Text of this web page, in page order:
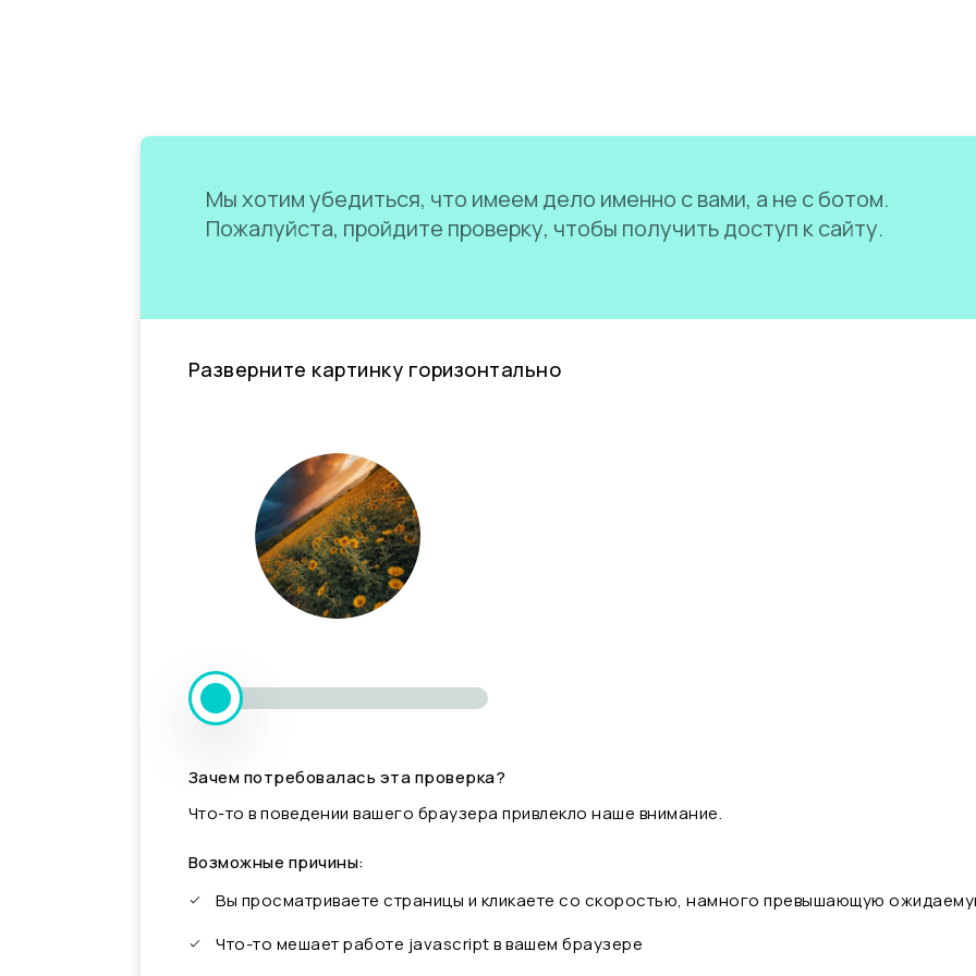
Мы хотим убедиться, что имеем дело именно с вами, а не с ботом.
Пожалуйста, пройдите проверку, чтобы получить доступ к сайту.
Разверните картинку горизонтально
Зачем потребовалась эта проверка?
Что-то в поведении вашего браузера привлекло наше внимание.
Возможные причины:
Вы просматриваете страницы и кликаете со скоростью, намного превышающую
Что-то мешает работе javascript в вашем браузере